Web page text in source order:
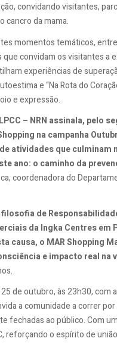
convidando visitantes,
cancro da mama.
momentos temáticos,
convidam os visitantes a
experiências de
e “Na Rota do
e expressão.
– NRN assinala, pelo
na campanha
atividades que
ano: o caminho da
coordenadora do
de
da Ingka Centres em
causa, o MAR Shopping
e impacto real na
de outubro, às 23h30, com
a comunidade a correr
fechadas ao público. Com
reforçando o espírito de